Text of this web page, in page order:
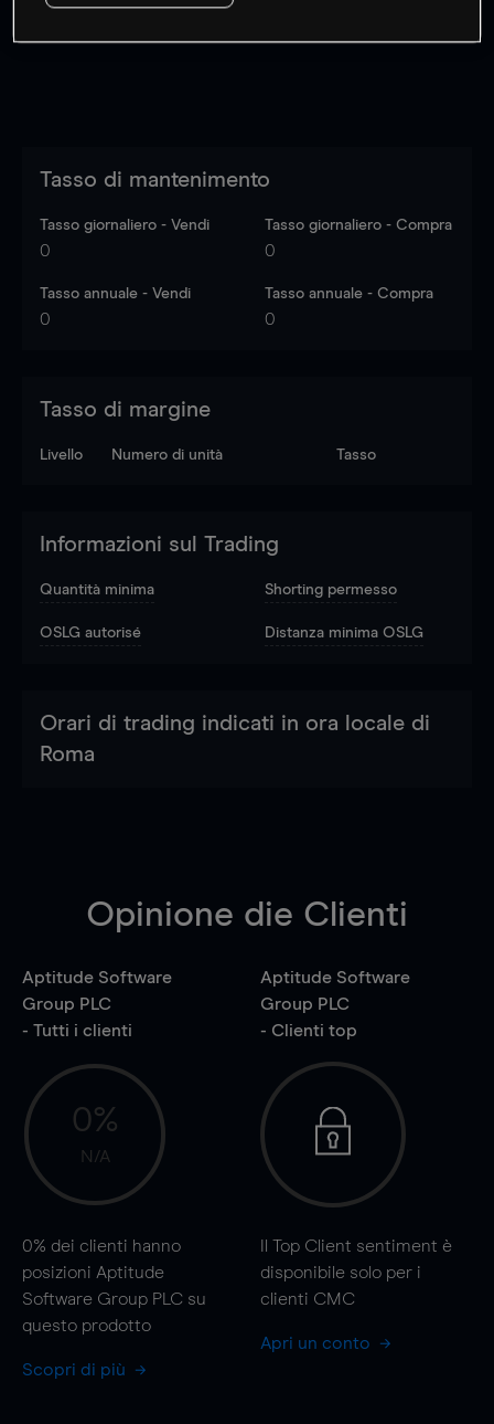
Tasso di mantenimento
Tasso giornaliero - Vendi
0
Tasso giornaliero - Compra
0
Tasso annuale - Vendi
0
Tasso annuale - Compra
0
Tasso di margine
Livello Numero di unità Tasso
Informazioni sul Trading
Quantità minima Shorting permesso
OSLG autorisé Distanza minima OSLG
Orari di trading indicati in ora locale di
Roma
Opinione die Clienti
Aptitude Software
Group PLC
- Tutti i clienti
0%
N/A
0% dei clienti hanno
posizioni Aptitude
Software Group PLC su
questo prodotto
Scopri di più
Aptitude Software
Group PLC
- Clienti top
Il Top Client sentiment è
disponibile solo per i
clienti CMC
Apri un conto